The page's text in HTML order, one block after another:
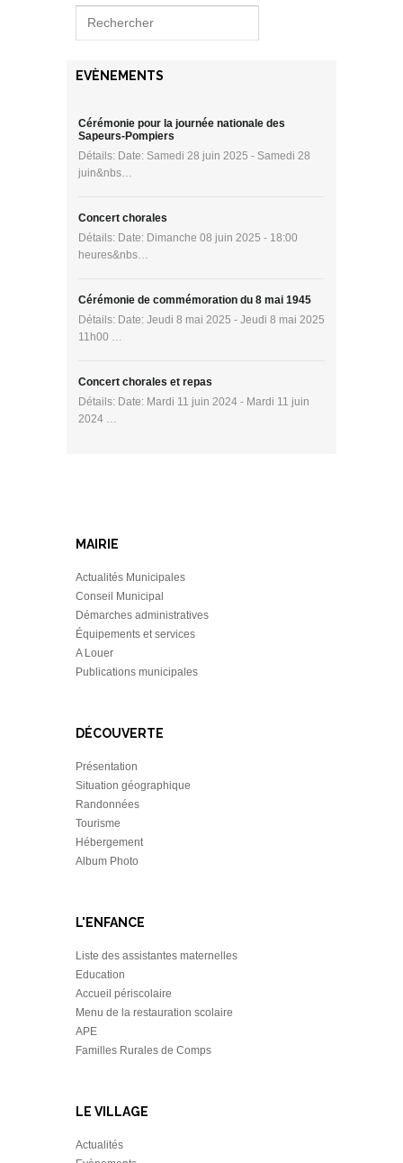
EVÈNEMENTS
Cérémonie pour la journée nationale des
Sapeurs-Pompiers
Détails: Date: Samedi 28 juin 2025 - Samedi 28
juin&nbs…
Concert chorales
Détails: Date: Dimanche 08 juin 2025 - 18:00
heures&nbs…
Cérémonie de commémoration du 8 mai 1945
Détails: Date: Jeudi 8 mai 2025 - Jeudi 8 mai 2025
11h00 …
Concert chorales et repas
Détails: Date: Mardi 11 juin 2024 - Mardi 11 juin
2024 …
MAIRIE
Actualités Municipales
Conseil Municipal
Démarches administratives
Équipements et services
A Louer
Publications municipales
DÉCOUVERTE
Présentation
Situation géographique
Randonnées
Tourisme
Hébergement
Album Photo
L'ENFANCE
Liste des assistantes maternelles
Education
Accueil périscolaire
Menu de la restauration scolaire
APE
Familles Rurales de Comps
LE VILLAGE
Actualités